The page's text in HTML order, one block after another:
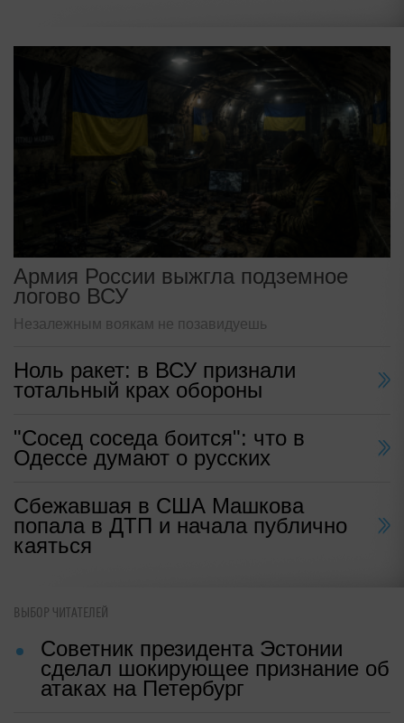
Армия России выжгла подземное
логово ВСУ
Незалежным воякам не позавидуешь
Ноль ракет: в ВСУ признали
тотальный крах обороны
"Сосед соседа боится": что в
Одессе думают о русских
Сбежавшая в США Машкова
попала в ДТП и начала публично
каяться
ВЫБОР ЧИТАТЕЛЕЙ
Советник президента Эстонии
сделал шокирующее признание об
атаках на Петербург